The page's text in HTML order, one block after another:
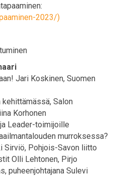
2023/)
Jari Koskinen, Suomen
kehittämässä, Salon
Korhonen
Leader-toimijoille
murroksessa?
Sirviö, Pohjois-Savon liitto
Olli Lehtonen, Pirjo
puheenjohtajana Sulevi